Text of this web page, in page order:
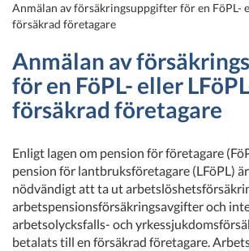
Anmälan av försäkringsuppgifter för en FöPL-
försäkrad företagare
Anmälan av
för en FöPL- eller
försäkrad företagare
Enligt lagen om pension för företagare
pension för lantbruksföretagare (LFöPL)
nödvändigt att ta ut
arbetspensionsförsäkringsavgifter och
arbetsolycksfalls- och
betalats till en försäkrad företagare.